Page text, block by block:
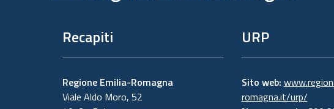
Recapiti
Regione Emilia-Romagna
Viale Aldo Moro, 52
URP
Sito web:
romagna.it/urp/